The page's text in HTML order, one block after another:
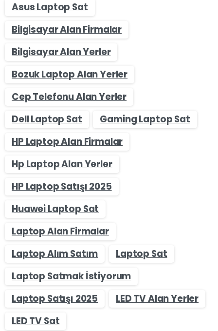
Asus Laptop Sat
Bilgisayar Alan Firmalar
Bilgisayar Alan Yerler
Bozuk Laptop Alan Yerler
Cep Telefonu Alan Yerler
Dell Laptop Sat
Gaming Laptop Sat
HP Laptop Alan Firmalar
Hp Laptop Alan Yerler
HP Laptop Satışı 2025
Huawei Laptop Sat
Laptop Alan Firmalar
Laptop Alım Satım
Laptop Sat
Laptop Satmak İstiyorum
Laptop Satışı 2025
LED TV Alan Yerler
LED TV Sat